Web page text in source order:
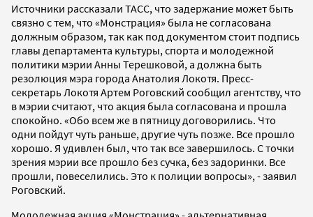
Источники рассказали ТАСС, что задержание может быть
связно с тем, что «Монстрация» была не согласована
должным образом, так как под документом стоит подпись
главы департамента культуры, спорта и молодежной
политики мэрии Анны Терешковой, а должна быть
резолюция мэра города Анатолия Локотя. Пресс-
секретарь Локотя Артем Роговский сообщил агентству, что
в мэрии считают, что акция была согласована и прошла
спокойно. «Обо всем же в пятницу договорились. Что
одни пойдут чуть раньше, другие чуть позже. Все прошло
хорошо. Я удивлен был, что так все завершилось. С точки
зрения мэрии все прошло без сучка, без задоринки. Все
прошли, повеселились. Это к полиции вопросы», - заявил
Роговский.